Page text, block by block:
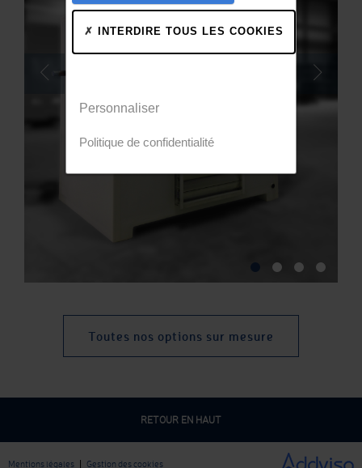
Toutes nos options sur mesure
RETOUR EN HAUT
Mentions légales Gestion des cookies
INTERDIRE TOUS LES COOKIES
Personnaliser
Politique de confidentialité